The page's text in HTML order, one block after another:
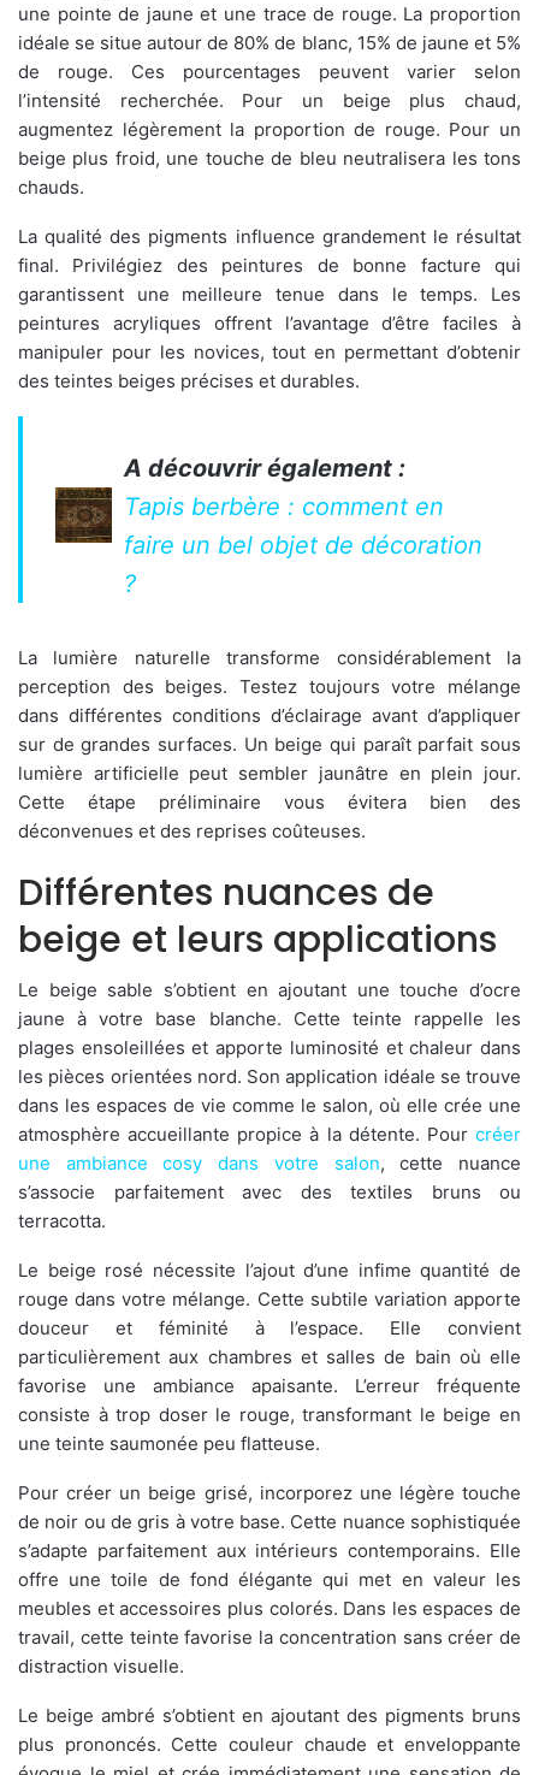
une pointe de jaune et une trace de rouge. La proportion
idéale se situe autour de 80% de blanc, 15% de jaune et 5%
de rouge. Ces pourcentages peuvent varier selon
l’intensité recherchée. Pour un beige plus chaud,
augmentez légèrement la proportion de rouge. Pour un
beige plus froid, une touche de bleu neutralisera les tons
chauds.
La qualité des pigments influence grandement le résultat
final. Privilégiez des peintures de bonne facture qui
garantissent une meilleure tenue dans le temps. Les
peintures acryliques offrent l’avantage d’être faciles à
manipuler pour les novices, tout en permettant d’obtenir
des teintes beiges précises et durables.
A découvrir également :
Tapis berbère : comment en
faire un bel objet de décoration
?
La lumière naturelle transforme considérablement la
perception des beiges. Testez toujours votre mélange
dans différentes conditions d’éclairage avant d’appliquer
sur de grandes surfaces. Un beige qui paraît parfait sous
lumière artificielle peut sembler jaunâtre en plein jour.
Cette étape préliminaire vous évitera bien des
déconvenues et des reprises coûteuses.
Différentes nuances de
beige et leurs applications
Le beige sable s’obtient en ajoutant une touche d’ocre
jaune à votre base blanche. Cette teinte rappelle les
plages ensoleillées et apporte luminosité et chaleur dans
les pièces orientées nord. Son application idéale se trouve
dans les espaces de vie comme le salon, où elle crée une
atmosphère accueillante propice à la détente. Pour créer
une ambiance cosy dans votre salon, cette nuance
s’associe parfaitement avec des textiles bruns ou
terracotta.
Le beige rosé nécessite l’ajout d’une infime quantité de
rouge dans votre mélange. Cette subtile variation apporte
douceur et féminité à l’espace. Elle convient
particulièrement aux chambres et salles de bain où elle
favorise une ambiance apaisante. L’erreur fréquente
consiste à trop doser le rouge, transformant le beige en
une teinte saumonée peu flatteuse.
Pour créer un beige grisé, incorporez une légère touche
de noir ou de gris à votre base. Cette nuance sophistiquée
s’adapte parfaitement aux intérieurs contemporains. Elle
offre une toile de fond élégante qui met en valeur les
meubles et accessoires plus colorés. Dans les espaces de
travail, cette teinte favorise la concentration sans créer de
distraction visuelle.
Le beige ambré s’obtient en ajoutant des pigments bruns
plus prononcés. Cette couleur chaude et enveloppante